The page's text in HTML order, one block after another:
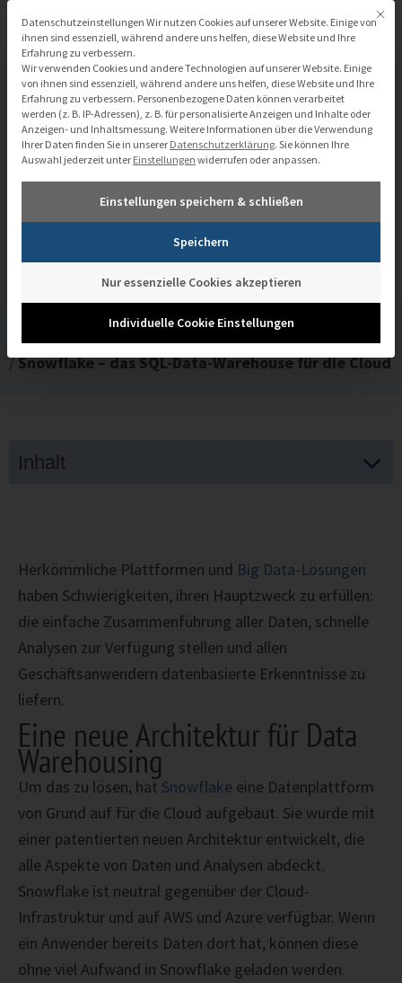
Inhalt
springen
Snowflake – das SQL-Data-Warehouse
für die Cloud
/Snowflake – das SQL-Data-Warehouse für die Cloud
Inhalt
Herkömmliche Plattformen und Big Data-Lösungen
haben Schwierigkeiten, ihren Hauptzweck zu erfüllen:
die einfache Zusammenführung aller Daten, schnelle
Analysen zur Verfügung stellen und allen
Geschäftsanwendern datenbasierte Erkenntnisse zu
liefern.
Eine neue Architektur für Data
Warehousing
Um das zu lösen, hat Snowflake eine Datenplattform
von Grund auf für die Cloud aufgebaut. Sie wurde mit
einer patentierten neuen Architektur entwickelt, die
alle Aspekte von Daten und Analysen abdeckt.
Snowflake ist neutral gegenüber der Cloud-
Infrastruktur und auf AWS und Azure verfügbar. Wenn
ein Anwender bereits Daten dort hat, können diese
ohne viel Aufwand in Snowflake geladen werden.
Mit
Datenschutzeinstellungen
Datenschutzeinstellungen Wir nutzen Cookies auf unserer Website. Einige von
ihnen sind essenziell, während andere uns helfen, diese Website und Ihre
Erfahrung zu verbessern.
Wir verwenden Cookies und andere Technologien auf unserer Website. Einige
von ihnen sind essenziell, während andere uns helfen, diese Website und Ihre
Erfahrung zu verbessern. Personenbezogene Daten können verarbeitet
werden (z. B. IP-Adressen), z. B. für personalisierte Anzeigen und Inhalte oder
Anzeigen- und Inhaltsmessung. Weitere Informationen über die Verwendung
Ihrer Daten finden Sie in unserer Datenschutzerklärung. Sie können Ihre
Auswahl jederzeit unter Einstellungen widerrufen oder anpassen.
Einstellungen speichern & schließen
Speichern
Nur essenzielle Cookies akzeptieren
Individuelle Cookie Einstellungen